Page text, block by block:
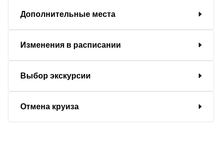
Дополнительные места
Изменения в расписании
Выбор экскурсии
Отмена круиза